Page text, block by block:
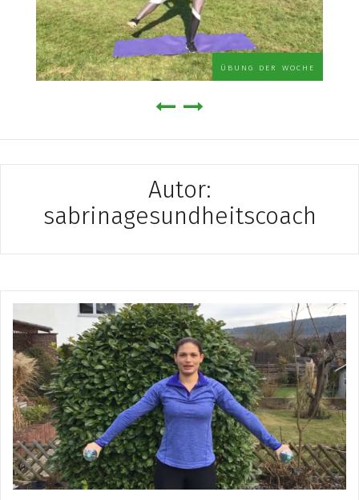
übung der woche
Autor:
sabrinagesundheitscoach